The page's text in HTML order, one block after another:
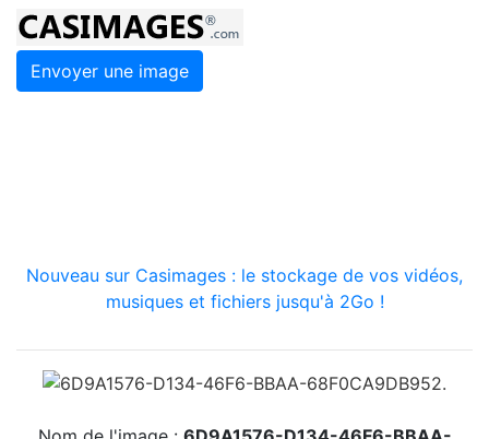
Envoyer une image
Nouveau sur Casimages : le stockage de vos vidéos,
musiques et fichiers jusqu'à 2Go !